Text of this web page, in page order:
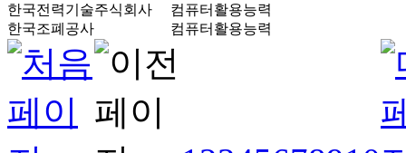
한국전력기술주식회사
컴퓨터활용능력
한국조폐공사
컴퓨터활용능력